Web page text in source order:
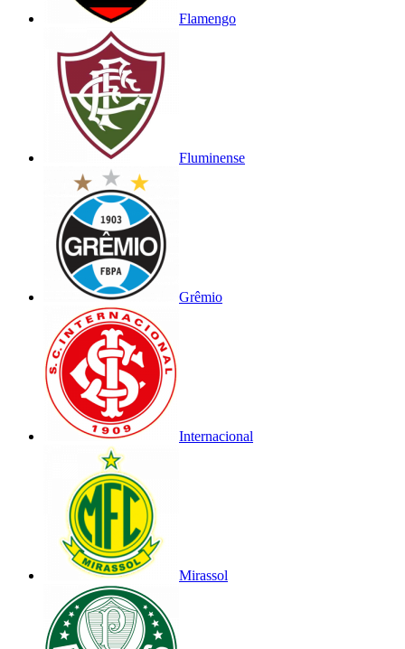
Flamengo
Fluminense
Grêmio
Internacional
Mirassol